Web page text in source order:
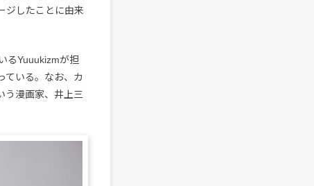
ジしたことに由来
るYuuukizmが担
ている。なお、カ
う漫画家、井上三